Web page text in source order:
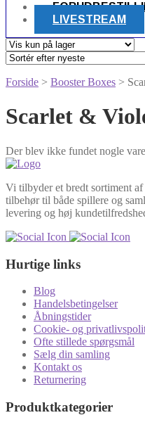
LIVESTREAM
Forside > Booster Boxes >
Scarlet &
Der blev ikke fundet nogle
Vi tilbyder et bredt sortiment
tilbehør til både spillere og
levering og høj
Hurtige links
Blog
Handelsbetingelser
Åbningstider
Cookie- og
Ofte stillede spørgsmål
Sælg din samling
Kontakt os
Returnering
Produktkategorier